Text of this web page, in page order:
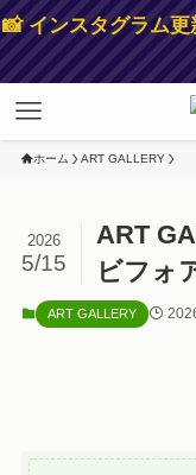
📸 インスタグラム
ホーム ART GALLERY
ART
ビフォ
2026
5/15
ART GALLERY